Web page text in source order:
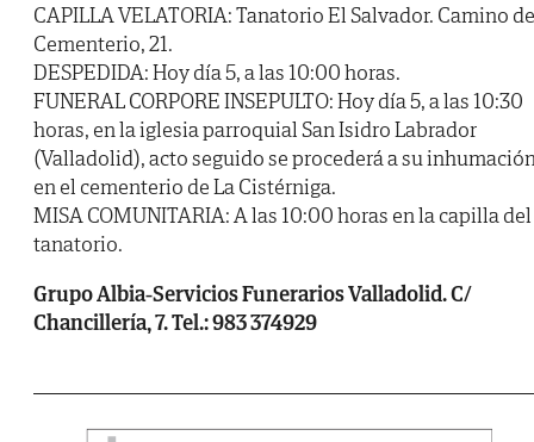
CAPILLA VELATORIA: Tanatorio El Salvador. Camino
Cementerio, 21.
DESPEDIDA: Hoy día 5, a las 10:00 horas.
FUNERAL CORPORE INSEPULTO: Hoy día 5, a las 10:30
horas, en la iglesia parroquial San Isidro Labrador
(Valladolid), acto seguido se procederá a su
en el cementerio de La Cistérniga.
MISA COMUNITARIA: A las 10:00 horas en la capilla del
tanatorio.
Grupo Albia-Servicios Funerarios Valladolid. C/
Chancillería, 7. Tel.: 983 374929